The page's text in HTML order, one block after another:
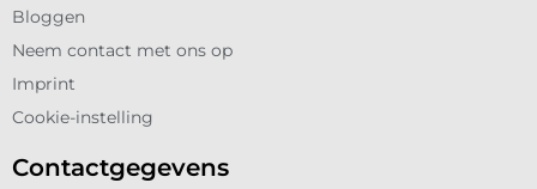
Bloggen
Neem contact met ons op
Imprint
Cookie-instelling
Contactgegevens